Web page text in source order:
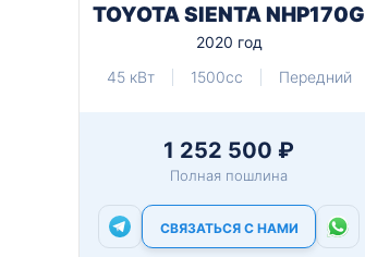
TOYOTA SIENTA NHP170G
2020 год
45 кВт
1500cc Передний
1 252 500 ₽
Полная пошлина
СВЯЗАТЬСЯ С НАМИ